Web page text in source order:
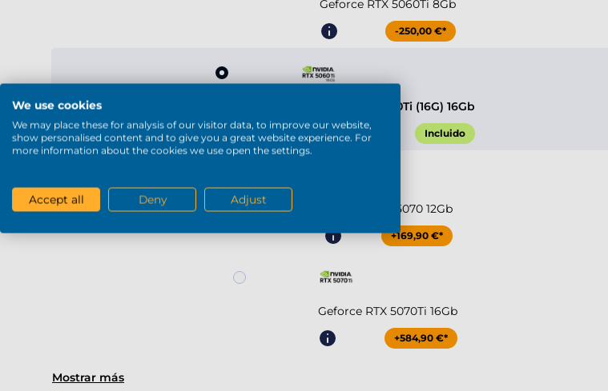
Geforce RTX 5060Ti 8Gb
-250,00 €*
Geforce RTX 5060Ti (16G) 16Gb
Incluido
Geforce RTX 5070 12Gb
+169,90 €*
Geforce RTX 5070Ti 16Gb
+584,90 €*
Mostrar más
We use cookies
We may place these for analysis of our visitor data, to improve our website,
show personalised content and to give you a great website experience. For
more information about the cookies we use open the settings.
Accept all Deny Adjust